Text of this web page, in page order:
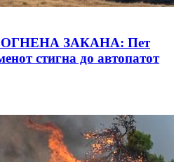
ЗАКАНА: Пет
стигна до автопатот